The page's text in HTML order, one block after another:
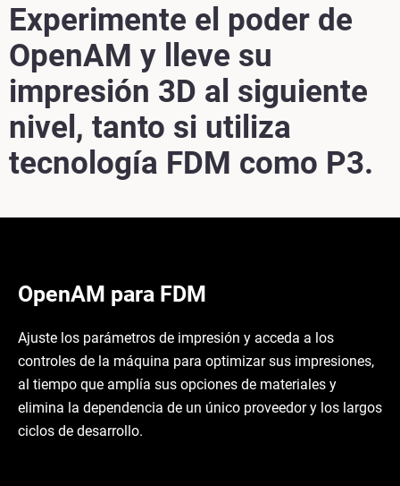
Experimente el poder de
OpenAM y lleve su
impresión 3D al siguiente
nivel, tanto si utiliza
tecnología FDM como P3.
OpenAM para FDM
Ajuste los parámetros de impresión y acceda a los
controles de la máquina para optimizar sus impresiones,
al tiempo que amplía sus opciones de materiales y
elimina la dependencia de un único proveedor y los largos
ciclos de desarrollo.